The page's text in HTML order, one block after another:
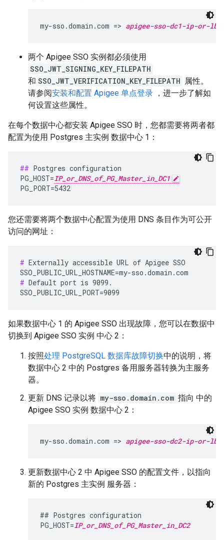
my-sso.domain.com => apigee-sso-dc1-ip-or-lb
两个 Apigee SSO 实例都必须使用
SSO_JWT_SIGNING_KEY_FILEPATH
和 SSO_JWT_VERIFICATION_KEY_FILEPATH 属性。
请参阅安装和配置 Apigee 单点登录 ，进一步了解如
何设置这些属性。
在每个数据中心都安装 Apigee SSO 时，您都需要将两者都
配置为使用 Postgres 主实例 数据中心 1：
## Postgres configuration
PG_HOST=IP_or_DNS_of_PG_Master_in_DC1
PG_PORT=5432
您还需要将两个数据中心配置为使用 DNS 条目作为可公开
访问的网址：
# Externally accessible URL of Apigee SSO
# Default port is 9099.
SSO_PUBLIC_URL_PORT=9099
如果数据中心 1 的 Apigee SSO 出现故障，您可以在数据中
切换到 Apigee SSO 实例 中心 2：
按照处理 PostgreSQL 数据库故障切换中的说明，将
数据中心 2 中的 Postgres 备用服务器转换为主服务
器。
更新 DNS 记录以将 my-sso.domain.com 指向 中的
Apigee SSO 实例 数据中心 2：
my-sso.domain.com => apigee-sso-dc2-ip-or-lb
更新数据中心 2 中 Apigee SSO 的配置文件，以指向
新的 Postgres 主实例 服务器：
## Postgres configuration
PG_HOST=IP_or_DNS_of_PG_Master_in_DC2